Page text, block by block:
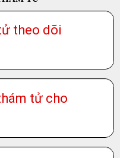
theo dõi
tử cho